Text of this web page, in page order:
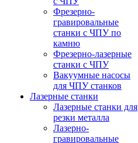
Фрезерно-
гравировальные
станки с ЧПУ по
камню
Фрезерно-лазерные
станки с ЧПУ
Вакуумные насосы
для ЧПУ станков
Лазерные станки
Лазерные станки для
резки металла
Лазерно-
гравировальные